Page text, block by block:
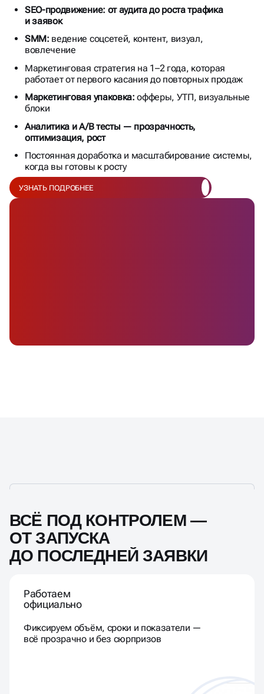
SEO-продвижение: от аудита до роста трафика
и заявок
SMM: ведение соцсетей, контент, визуал,
вовлечение
Маркетинговая стратегия на 1–2 года, которая
работает от первого касания до повторных продаж
Маркетинговая упаковка: офферы, УТП, визуальные
блоки
Аналитика и A/B тесты — прозрачность,
оптимизация, рост
Постоянная доработка и масштабирование системы,
когда вы готовы к росту
УЗНАТЬ ПОДРОБНЕЕ
ВСЁ ПОД КОНТРОЛЕМ —
ОТ ЗАПУСКА
ДО ПОСЛЕДНЕЙ ЗАЯВКИ
Работаем
официально
Фиксируем объём, сроки и показатели —
всё прозрачно и без сюрпризов